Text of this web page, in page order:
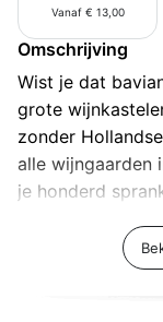
Vanaf € 13,00
Omschrijving
Wist je dat
grote
zonder
alle wijngaarden
je honderd
wijn te praten.